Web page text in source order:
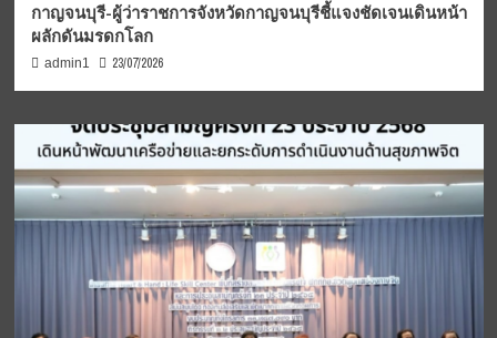
กาญจนบุรี-ผู้ว่าราชการจังหวัดกาญจนบุรีชี้แจงชัดเจนเดินหน้า
ผลักดันมรดกโลก
admin1 23/07/2026